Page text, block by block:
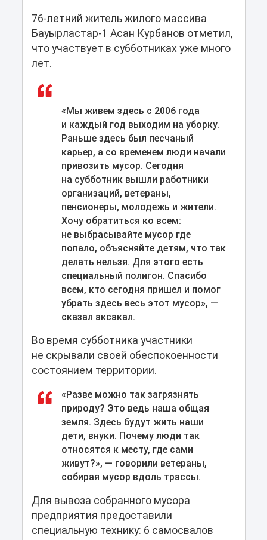
76-летний житель жилого массива
Бауырластар-1 Асан Курбанов отметил,
что участвует в субботниках уже много
лет.
«Мы живем здесь с 2006 года
и каждый год выходим на уборку.
Раньше здесь был песчаный
карьер, а со временем люди начали
привозить мусор. Сегодня
на субботник вышли работники
организаций, ветераны,
пенсионеры, молодежь и жители.
Хочу обратиться ко всем:
не выбрасывайте мусор где
попало, объясняйте детям, что так
делать нельзя. Для этого есть
специальный полигон. Спасибо
всем, кто сегодня пришел и помог
убрать здесь весь этот мусор», —
сказал аксакал.
Во время субботника участники
не скрывали своей обеспокоенности
состоянием территории.
«Разве можно так загрязнять
природу? Это ведь наша общая
земля. Здесь будут жить наши
дети, внуки. Почему люди так
относятся к месту, где сами
живут?», — говорили ветераны,
собирая мусор вдоль трассы.
Для вывоза собранного мусора
предприятия предоставили
специальную технику: 6 самосвалов